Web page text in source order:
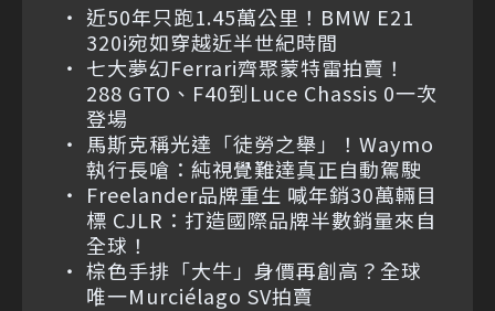
近50年只跑1.45萬公里！BMW E21
320i宛如穿越近半世紀時間
七大夢幻Ferrari齊聚蒙特雷拍賣！
288 GTO、F40到Luce Chassis 0一次
登場
馬斯克稱光達「徒勞之舉」！Waymo
執行長嗆：純視覺難達真正自動駕駛
Freelander品牌重生 喊年銷30萬輛目
標 CJLR：打造國際品牌半數銷量來自
全球！
棕色手排「大牛」身價再創高？全球
唯一Murciélago SV拍賣